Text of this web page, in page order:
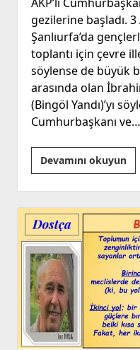
gezilerine başladı.
Şanlıurfa’da
toplantı için çevre
söylense de büyük
arasında olan
(Bingöl Yandı)’yı
Cumhurbaşkanı ve…
Devamını okuyun